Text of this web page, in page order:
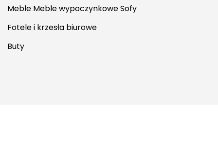
Meble Meble wypoczynkowe Sofy
Fotele i krzesła biurowe
Buty